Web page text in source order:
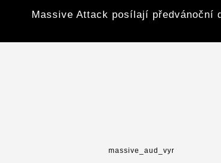
Massive Attack posílají předvánoční
massive_aud_vyr